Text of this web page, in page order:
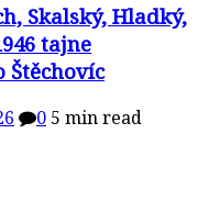
Skalský, Hladký,
tajne
Štěchovíc
0 5 min read